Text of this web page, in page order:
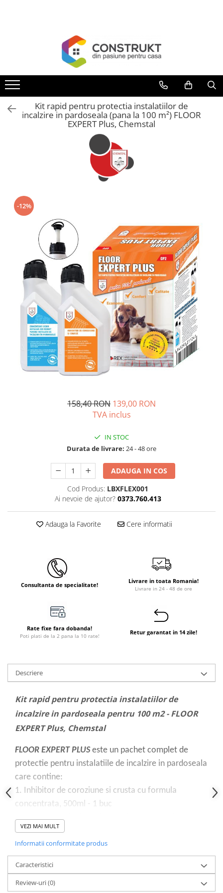
Termoseminee, seminee si sobe
Cazane pe combustibil solid
Cazane pe combustibil gazos/lichid
Termostate de ambient
Aeroterme si destratificatoare de
Radiatoare si convectoare
Panouri radiante si incalzitoare cu
infrarosu
Solutii de curatare si tratare
Schimbatoare de caldura
Pompe de caldura
Contoare energie termica
Sisteme de degivrare
Incalzitoare pe motorina / gaz
Generatoare de abur
Distribuitoare si butelii de
egalizare
Pompe de circulatie si accesorii
Vase de expansiune termice
Producere apa calda menajera
Panouri solare si fotovoltaice
Panouri solare cu tuburi vidate
Panouri solare plane
Panouri solare fotovoltaice
Ventilatie si climatizare
Aparate de aer conditionat
Ventiloconvectoare si sisteme VRF
Chillere
Dulapuri pentru climatizare
Sisteme evaporative de climatizare
Ventilatoare pentru baie
Filtrare si odorizare aer
Recuperatoare de caldura
ventilatie si climatizare
Alimentare cu apa
Canalizare pluviala
Distributie apa
Kit rapid pentru protectia instalatiilor de
incalzire in pardoseala (pana la 100 m²) FLOOR
EXPERT Plus, Chemstal
-12%
158,40 RON 139,00 RON
TVA inclus
IN STOC
Durata de livrare: 24 - 48 ore
ADAUGA IN COS
Cod Produs: LBXFLEX001
Ai nevoie de ajutor? 0373.760.413
Adauga la Favorite Cere informatii
Consultanta de specialitate! Livrare in toata Romania!
Livrare in 24 - 48 de ore
Rate fixe fara dobanda!
Poti plati de la 2 pana la 10 rate!
Retur garantat in 14 zile!
Descriere
Kit rapid pentru protectia instalatiilor de
incalzire in pardoseala pentru 100 m2 - FLOOR
EXPERT Plus, Chemstal
FLOOR EXPERT PLUSeste un pachet complet de
protectie pentru instalatiile de incalzire in pardoseala
care contine:
1. Inhibitor de coroziune si crusta cu formula
concentrata, 500ml - 1 buc
2. Concentrat lichid anti-alga BioReduct cu formula
concentrata, 500ml - 1 buc
*Flacoanele produselor contin un dispozitiv de
dozare care permite incarcarea rapida si usoara a
solutiilor in circuit.
VEZI MAI MULT
Informatii conformitate produs
Caracteristici
Review-uri(0)